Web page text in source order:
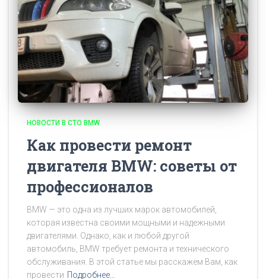
НОВОСТИ В СТО BMW
Как провести ремонт
двигателя BMW: советы от
профессионалов
BMW — это одна из лучших марок автомобилей,
которая известна своими мощными и надежными
двигателями. Однако, как и любой другой
автомобиль, BMW требует ремонта и технического
обслуживания. В этой статье мы расскажем Вам, как
провести Подробнее…